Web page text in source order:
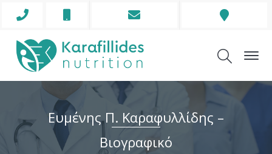
Phone IconMobile IconEnvelope Icon
Ευμένης Π. Καραφυλλίδης –
Βιογραφικό